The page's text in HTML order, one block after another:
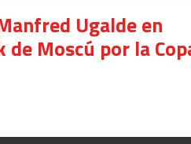
Ugalde en
Moscú por la